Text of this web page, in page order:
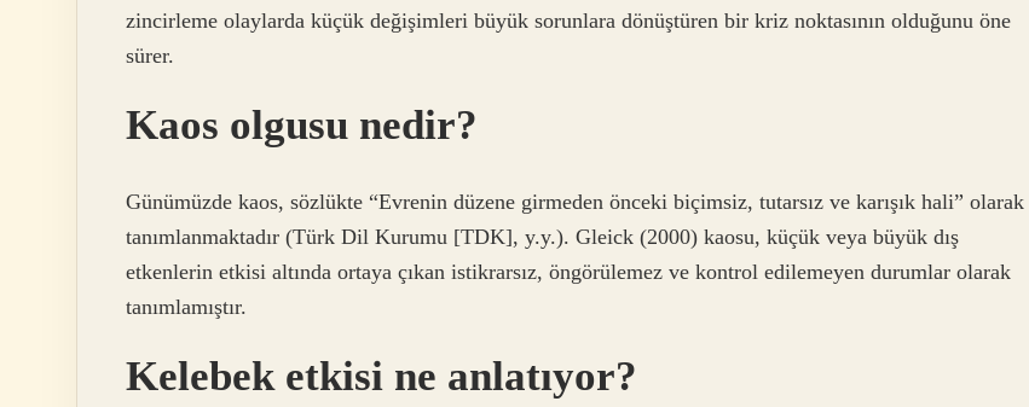
zincirleme olaylarda küçük değişimleri büyük sorunlara dönüştüren bir kriz noktasının olduğunu öne
sürer.
Kaos olgusu nedir?
Günümüzde kaos, sözlükte “Evrenin düzene girmeden önceki biçimsiz, tutarsız ve karışık hali” olarak
tanımlanmaktadır (Türk Dil Kurumu [TDK], y.y.). Gleick (2000) kaosu, küçük veya büyük dış
etkenlerin etkisi altında ortaya çıkan istikrarsız, öngörülemez ve kontrol edilemeyen durumlar olarak
tanımlamıştır.
Kelebek etkisi ne anlatıyor?